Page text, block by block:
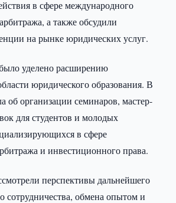
в сфере международного
а также обсудили
на рынке юридических услуг.
уделено расширению
юридического образования. В
об организации семинаров, мастер-
для студентов и молодых
в сфере
и инвестиционного права.
перспективы дальнейшего
сотрудничества, обмена опытом и